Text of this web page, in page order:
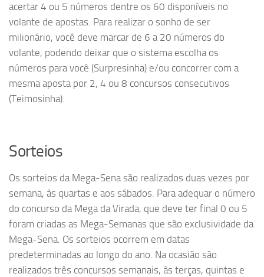
acertar 4 ou 5 números dentre os 60 disponíveis no
volante de a​postas. Para realizar o sonho de ser
milionário, você deve marcar de 6 a 20 números do
volante, podendo deixar que o sistema escolha os
números para você (Surpresinha) e/ou concorrer com a
mesma aposta por 2, 4 ou 8 concursos consecutivos
(Teimosinha).
Sorteios​​
Os sorteios da Mega-Sena são realizados duas vezes por
semana, às quartas e aos sábados. Para adequar o número
do concurso da Mega da Virada, que deve ter final 0 ou 5
foram criadas as Mega-Semanas que são exclusividade da
Mega-Sena. Os sorteios ocorrem em datas
predeterminadas ao longo do ano. Na ocasião são
realizados três concursos semanais, às terças, quintas e